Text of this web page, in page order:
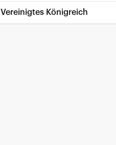
Vereinigtes Königreich